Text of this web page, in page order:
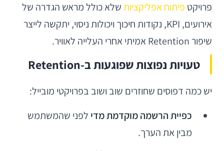
פרויקט פיתוח אפליקציותשלא כולל מראש הגדרה של
אירועים, KPI, נקודות חיכוך ויכולות ניסוי, יתקשה לייצר
שיפור Retention אמיתי אחרי העלייה לאוויר.
טעויות נפוצות שפוגעות ב-Retention
יש כמה דפוסים שחוזרים שוב ושוב בפרויקטי מובייל:
כפיית הרשמה מוקדמת מדי לפני שהמשתמש
מבין את הערך.